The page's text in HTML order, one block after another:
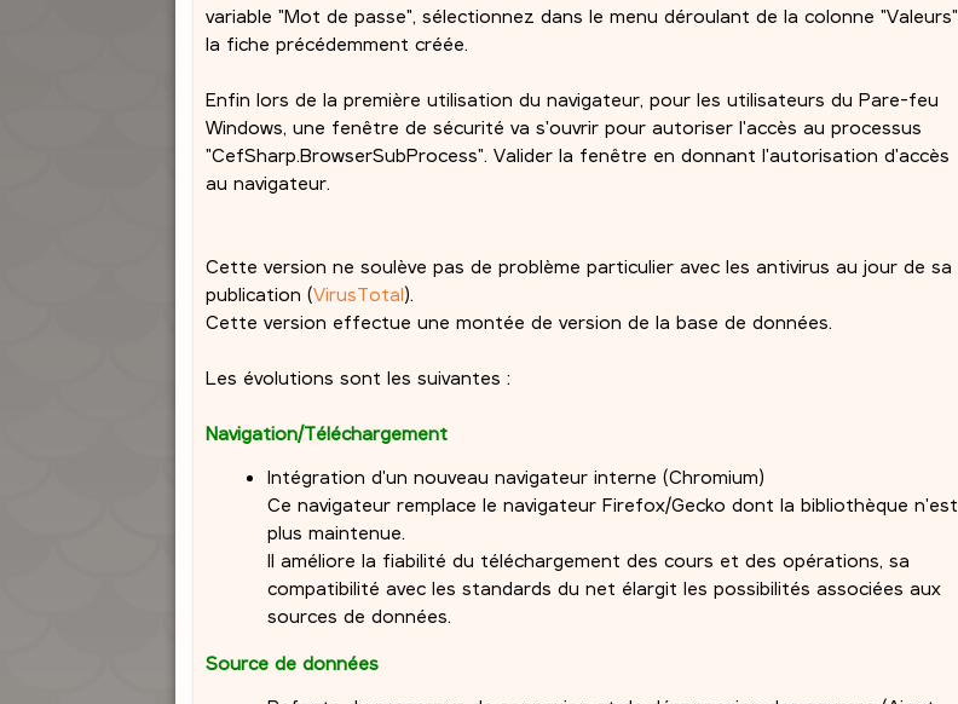
variable "Mot de passe", sélectionnez dans le menu déroulant de la colonne "Valeurs"
la fiche précédemment créée.
Enfin lors de la première utilisation du navigateur, pour les utilisateurs du Pare-feu
Windows, une fenêtre de sécurité va s'ouvrir pour autoriser l'accès au processus
"CefSharp.BrowserSubProcess". Valider la fenêtre en donnant l'autorisation d'accès
au navigateur.
Cette version ne soulève pas de problème particulier avec les antivirus au jour de sa
publication (VirusTotal).
Cette version effectue une montée de version de la base de données.
Les évolutions sont les suivantes :
Navigation/Téléchargement
Intégration d'un nouveau navigateur interne (Chromium)
Ce navigateur remplace le navigateur Firefox/Gecko dont la bibliothèque n'est
plus maintenue.
Il améliore la fiabilité du téléchargement des cours et des opérations, sa
compatibilité avec les standards du net élargit les possibilités associées aux
sources de données.
Source de données